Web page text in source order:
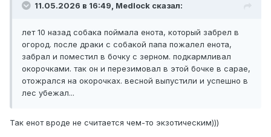
11.05.2026 в 16:49, Medlock сказал:
лет 10 назад собака поймала енота, который забрел в
огород. после драки с собакой папа пожалел енота,
забрал и поместил в бочку с зерном. подкармливал
окорочками. так он и перезимовал в этой бочке в сарае,
отожрался на окорочках. весной выпустили и успешно в
лес убежал...
Так енот вроде не считается чем-то экзотическим)))